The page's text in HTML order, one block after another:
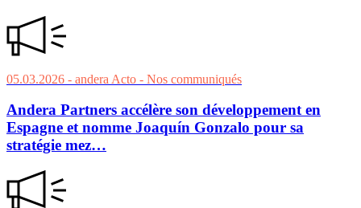
05.03.2026 - andera Acto - Nos communiqués
Andera Partners accélère son développement en
Espagne et nomme Joaquín Gonzalo pour sa
stratégie mez…